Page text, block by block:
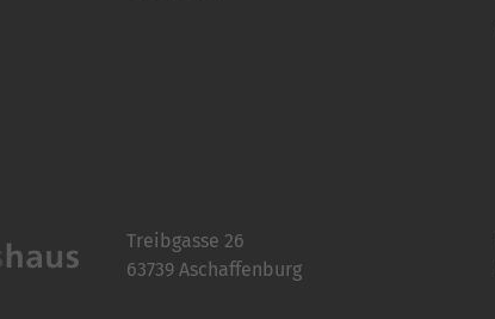
Treibgasse 26
63739 Aschaffenburg